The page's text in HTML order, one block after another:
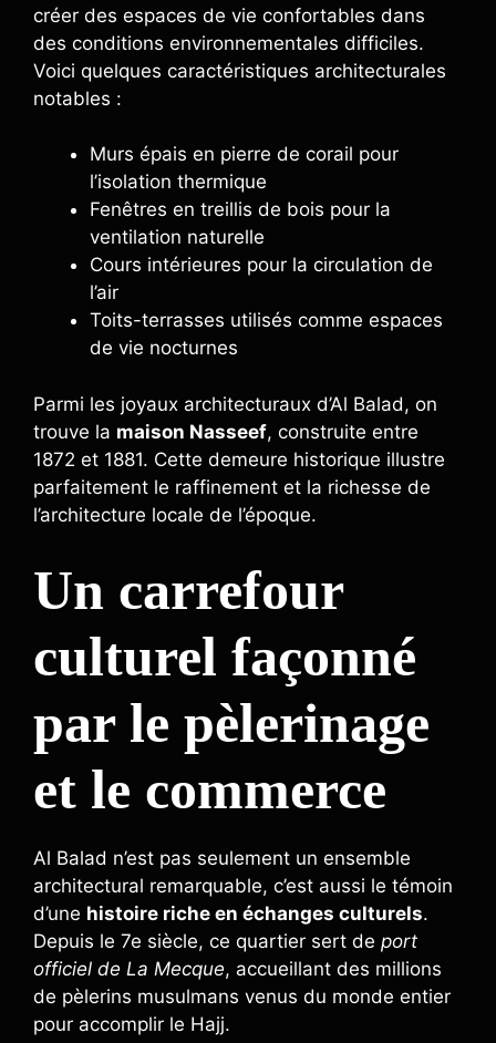
créer des espaces de vie confortables dans
des conditions environnementales difficiles.
Voici quelques caractéristiques architecturales
notables :
Murs épais en pierre de corail pour
l’isolation thermique
Fenêtres en treillis de bois pour la
ventilation naturelle
Cours intérieures pour la circulation de
l’air
Toits-terrasses utilisés comme espaces
de vie nocturnes
Parmi les joyaux architecturaux d’Al Balad, on
trouve la maison Nasseef, construite entre
1872 et 1881. Cette demeure historique illustre
parfaitement le raffinement et la richesse de
l’architecture locale de l’époque.
Un carrefour
culturel façonné
par le pèlerinage
et le commerce
Al Balad n’est pas seulement un ensemble
architectural remarquable, c’est aussi le témoin
d’une histoire riche en échanges culturels.
Depuis le 7e siècle, ce quartier sert de port
officiel de La Mecque, accueillant des millions
de pèlerins musulmans venus du monde entier
pour accomplir le Hajj.